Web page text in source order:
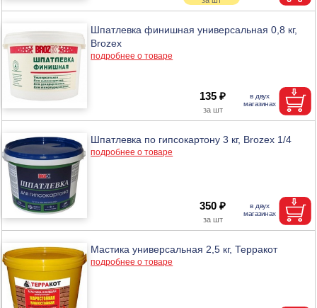
Шпатлевка финишная универсальная 0,8 кг,
Brozex
подробнее о товаре
135 ₽
Шпатлевка по гипсокартону 3 кг, Brozex 1/4
подробнее о товаре
350 ₽
Мастика универсальная 2,5 кг, Терракот
подробнее о товаре